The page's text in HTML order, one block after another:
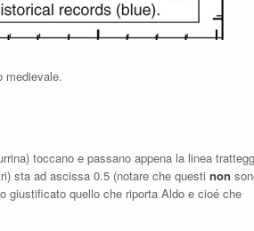
medievale.
toccano e passano appena la linea
sta ad ascissa 0.5 (notare che questi non
giustificato quello che riporta Aldo e cioé che